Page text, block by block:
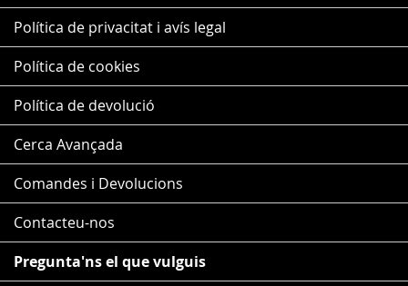
Política de privacitat i avís legal
Política de cookies
Política de devolució
Cerca Avançada
Comandes i Devolucions
Contacteu-nos
Pregunta'ns el que vulguis